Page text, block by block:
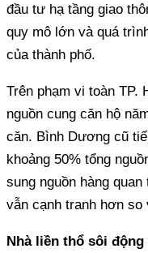
đầu tư hạ tầng giao
quy mô lớn và quá
của thành phố.
Trên phạm vi toàn TP.
nguồn cung căn hộ
căn. Bình Dương cũ
khoảng 50% tổng
sung nguồn hàng
vẫn cạnh tranh hơn so
Nhà liền thổ sôi